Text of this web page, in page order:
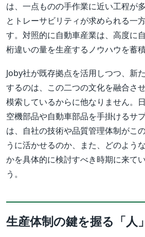
は、一点ものの手作業に近い工程が
とトレーサビリティが求められる一
す。対照的に自動車産業は、高度に
桁違いの量を生産するノウハウを蓄
Joby社が既存拠点を活用しつつ、新
するのは、この二つの文化を融合さ
模索しているからに他なりません。
空機部品や自動車部品を手掛けるサ
は、自社の技術や品質管理体制がこ
うに活かせるのか、また、どのよう
かを具体的に検討すべき時期に来て
う。
生産体制の鍵を握る「人